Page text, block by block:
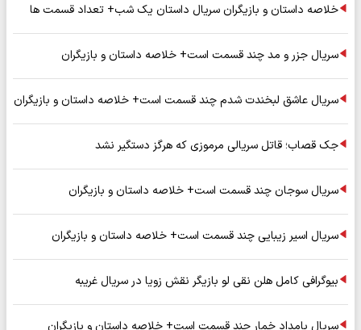
خلاصه داستان و بازیگران سریال داستان یک شب+ تعداد قسمت ها
سریال جزر و مد چند قسمت است+ خلاصه داستان و بازیگران
سریال عاشق لبخندت شدم چند قسمت است+ خلاصه داستان و بازیگران
جک قصاب؛ قاتل سریالی مرموزی که هرگز دستگیر نشد
سریال سوجان چند قسمت است+ خلاصه داستان و بازیگران
سریال اسیر زیبایی چند قسمت است+ خلاصه داستان و بازیگران
بیوگرافی کامل هلن نقی لو بازیگر نقش زویا در سریال غریبه
سریال بامداد خمار چند قسمت است+ خلاصه داستان و بازیگران